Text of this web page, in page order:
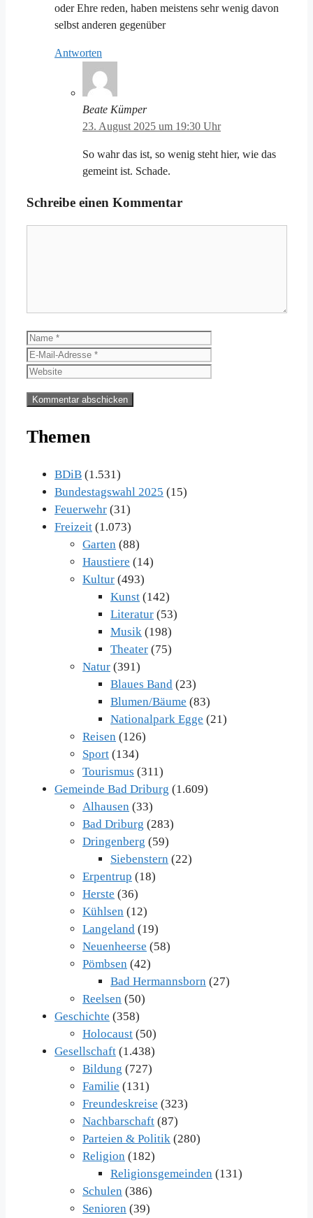
oder Ehre reden, haben meistens sehr wenig davon
selbst anderen gegenüber
Antworten
Beate Kümper
23. August 2025 um 19:30 Uhr
So wahr das ist, so wenig steht hier, wie das
gemeint ist. Schade.
Schreibe einen Kommentar
Name
Themen
BDiB (1.531)
Bundestagswahl 2025 (15)
Feuerwehr (31)
Freizeit (1.073)
Garten (88)
Haustiere (14)
Kultur (493)
Kunst (142)
Literatur (53)
Musik (198)
Theater (75)
Natur (391)
Blaues Band (23)
Blumen/Bäume (83)
Nationalpark Egge (21)
Reisen (126)
Sport (134)
Tourismus (311)
Gemeinde Bad Driburg (1.609)
Alhausen (33)
Bad Driburg (283)
Dringenberg (59)
Siebenstern (22)
Erpentrup (18)
Herste (36)
Kühlsen (12)
Langeland (19)
Neuenheerse (58)
Pömbsen (42)
Bad Hermannsborn (27)
Reelsen (50)
Geschichte (358)
Holocaust (50)
Gesellschaft (1.438)
Bildung (727)
Familie (131)
Freundeskreise (323)
Nachbarschaft (87)
Parteien & Politik (280)
Religion (182)
Religionsgemeinden (131)
Schulen (386)
Senioren (39)